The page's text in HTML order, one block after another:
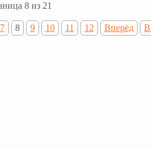
8 из 21
7 8 9 10 11 12 Вперёд В